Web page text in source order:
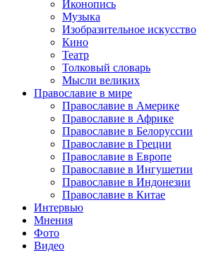
Иконопись
Музыка
Изобразительное искусство
Кино
Театр
Толковый словарь
Мысли великих
Православие в мире
Православие в Америке
Православие в Африке
Православие в Белоруссии
Православие в Греции
Православие в Европе
Православие в Ингушетии
Православие в Индонезии
Православие в Китае
Интервью
Мнения
Фото
Видео